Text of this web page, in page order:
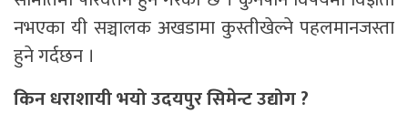
नभएका यी सञ्चालक अखडामा कुस्तीखेल्ने पहलमानजस्ता
हुने गर्दछन ।
किन धराशायी भयो उदयपुर सिमेन्ट उद्योग ?